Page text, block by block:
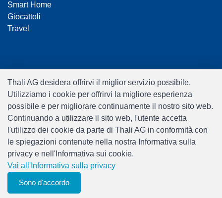
elenco degli osservatori
Smart Home
Giocattoli
Travel
Thali AG desidera offrirvi il miglior servizio possibile.
Utilizziamo i cookie per offrirvi la migliore esperienza
possibile e per migliorare continuamente il nostro sito web.
Continuando a utilizzare il sito web, l'utente accetta
l'utilizzo dei cookie da parte di Thali AG in conformità con
le spiegazioni contenute nella nostra Informativa sulla
privacy e nell'Informativa sui cookie.
Vai all'Informativa sulla privacy
Sono d'accordo